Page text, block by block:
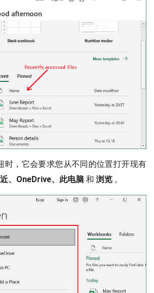
时，它会要求您从不同的位置打开现有
、OneDrive、此电脑 和 浏览 。